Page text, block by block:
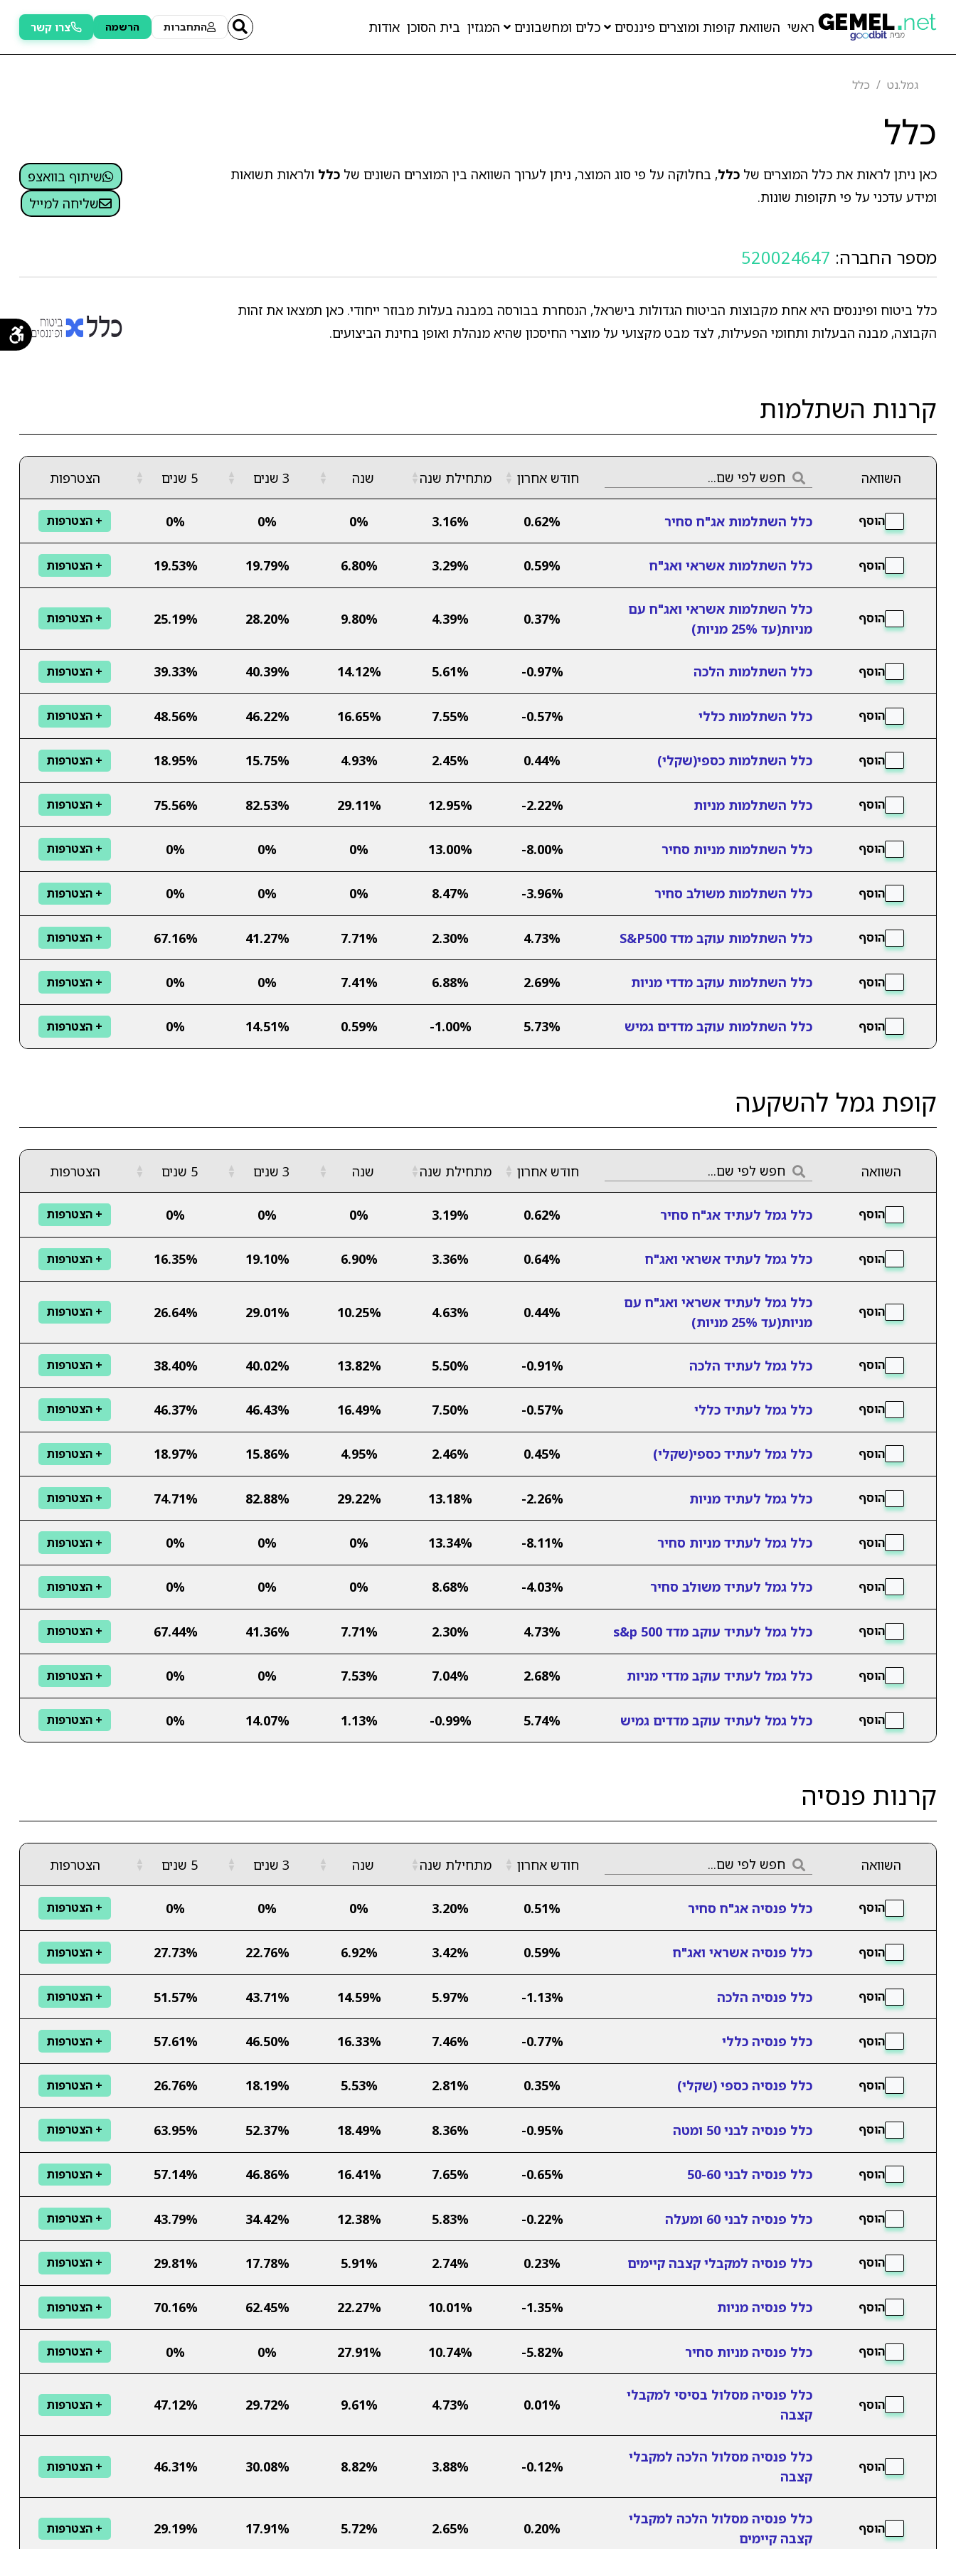
ראשי השוואת קופות ומוצרים פיננסים כלים ומחשבונים המגזין בית הסוכן אודות התחברות הרשמה צרו קשר
גמל.נט כלל
כלל
כאן ניתן לראות את כלל המוצרים של כלל, בחלוקה על פי סוג המוצר, ניתן לערוך השוואה בין המוצרים השונים של כלל ולראות תשואות
ומידע עדכני על פי תקופות שונות.
שיתוף בוואצפ
שליחה למייל
מספר החברה: 520024647
כלל ביטוח ופיננסים היא אחת מקבוצות הביטוח הגדולות בישראל, הנסחרת בבורסה במבנה בעלות מבוזר ייחודי. כאן תמצאו את זהות
הקבוצה, מבנה הבעלות ותחומי הפעילות, לצד מבט מקצועי על מוצרי החיסכון שהיא מנהלת ואופן בחינת הביצועים.
קרנות השתלמות
השוואה חודש אחרון ▲
▼ מתחילת שנה▲
▼ שנה ▲
▼ 3 שנים ▲
▼ 5 שנים ▲
▼ הצטרפות
הוסף כלל השתלמות אג"ח סחיר 0.62%
3.16%
0%
0%
0% + הצטרפות
הוסף כלל השתלמות אשראי ואג"ח 0.59%
3.29%
6.80%
19.79%
19.53% + הצטרפות
הוסף
כלל השתלמות אשראי ואג"ח עם
מניות(עד 25% מניות)
0.37%
4.39%
9.80%
28.20%
25.19% + הצטרפות
הוסף כלל השתלמות הלכה -0.97%
5.61%
14.12%
40.39%
39.33% + הצטרפות
הוסף כלל השתלמות כללי -0.57%
7.55%
16.65%
46.22%
48.56% + הצטרפות
הוסף כלל השתלמות כספי(שקלי) 0.44%
2.45%
4.93%
15.75%
18.95% + הצטרפות
הוסף כלל השתלמות מניות -2.22%
12.95%
29.11%
82.53%
75.56% + הצטרפות
הוסף כלל השתלמות מניות סחיר -8.00%
13.00%
0%
0%
0% + הצטרפות
הוסף כלל השתלמות משולב סחיר -3.96%
8.47%
0%
0%
0% + הצטרפות
הוסף כלל השתלמות עוקב מדד S&P500 4.73%
2.30%
7.71%
41.27%
67.16% + הצטרפות
הוסף כלל השתלמות עוקב מדדי מניות 2.69%
6.88%
7.41%
0%
0% + הצטרפות
הוסף כלל השתלמות עוקב מדדים גמיש 5.73%
-1.00%
0.59%
14.51%
0% + הצטרפות
קופת גמל להשקעה
השוואה חודש אחרון ▲
▼ מתחילת שנה▲
▼ שנה ▲
▼ 3 שנים ▲
▼ 5 שנים ▲
▼ הצטרפות
הוסף כלל גמל לעתיד אג"ח סחיר 0.62%
3.19%
0%
0%
0% + הצטרפות
הוסף כלל גמל לעתיד אשראי ואג"ח 0.64%
3.36%
6.90%
19.10%
16.35% + הצטרפות
הוסף
כלל גמל לעתיד אשראי ואג"ח עם
מניות(עד 25% מניות)
0.44%
4.63%
10.25%
29.01%
26.64% + הצטרפות
הוסף כלל גמל לעתיד הלכה -0.91%
5.50%
13.82%
40.02%
38.40% + הצטרפות
הוסף כלל גמל לעתיד כללי -0.57%
7.50%
16.49%
46.43%
46.37% + הצטרפות
הוסף כלל גמל לעתיד כספי(שקלי) 0.45%
2.46%
4.95%
15.86%
18.97% + הצטרפות
הוסף כלל גמל לעתיד מניות -2.26%
13.18%
29.22%
82.88%
74.71% + הצטרפות
הוסף כלל גמל לעתיד מניות סחיר -8.11%
13.34%
0%
0%
0% + הצטרפות
הוסף כלל גמל לעתיד משולב סחיר -4.03%
8.68%
0%
0%
0% + הצטרפות
הוסף כלל גמל לעתיד עוקב מדד s&p 500 4.73%
2.30%
7.71%
41.36%
67.44% + הצטרפות
הוסף כלל גמל לעתיד עוקב מדדי מניות 2.68%
7.04%
7.53%
0%
0% + הצטרפות
הוסף כלל גמל לעתיד עוקב מדדים גמיש 5.74%
-0.99%
1.13%
14.07%
0% + הצטרפות
קרנות פנסיה
השוואה חודש אחרון ▲
▼ מתחילת שנה▲
▼ שנה ▲
▼ 3 שנים ▲
▼ 5 שנים ▲
▼ הצטרפות
הוסף כלל פנסיה אג"ח סחיר 0.51%
3.20%
0%
0%
0% + הצטרפות
הוסף כלל פנסיה אשראי ואג"ח 0.59%
3.42%
6.92%
22.76%
27.73% + הצטרפות
הוסף כלל פנסיה הלכה -1.13%
5.97%
14.59%
43.71%
51.57% + הצטרפות
הוסף כלל פנסיה כללי -0.77%
7.46%
16.33%
46.50%
57.61% + הצטרפות
הוסף כלל פנסיה כספי (שקלי) 0.35%
2.81%
5.53%
18.19%
26.76% + הצטרפות
הוסף כלל פנסיה לבני 50 ומטה -0.95%
8.36%
18.49%
52.37%
63.95% + הצטרפות
הוסף כלל פנסיה לבני 50-60 -0.65%
7.65%
16.41%
46.86%
57.14% + הצטרפות
הוסף כלל פנסיה לבני 60 ומעלה -0.22%
5.83%
12.38%
34.42%
43.79% + הצטרפות
הוסף כלל פנסיה למקבלי קצבה קיימים 0.23%
2.74%
5.91%
17.78%
29.81% + הצטרפות
הוסף כלל פנסיה מניות -1.35%
10.01%
22.27%
62.45%
70.16% + הצטרפות
הוסף כלל פנסיה מניות סחיר -5.82%
10.74%
27.91%
0%
0% + הצטרפות
הוסף
כלל פנסיה מסלול בסיסי למקבלי
קצבה
0.01%
4.73%
9.61%
29.72%
47.12% + הצטרפות
הוסף
כלל פנסיה מסלול הלכה למקבלי
קצבה
-0.12%
3.88%
8.82%
30.08%
46.31% + הצטרפות
הוסף
כלל פנסיה מסלול הלכה למקבלי
קצבה קיימים
0.20%
2.65%
5.72%
17.91%
29.19% + הצטרפות